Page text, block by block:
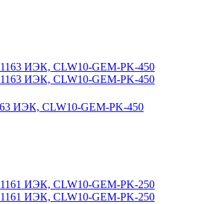
ИЭК, CLW10-GEM-PK-450